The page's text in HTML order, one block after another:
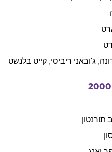
, ג'ובאני ריביסי, קייט בלנשט
2000
תורנטון